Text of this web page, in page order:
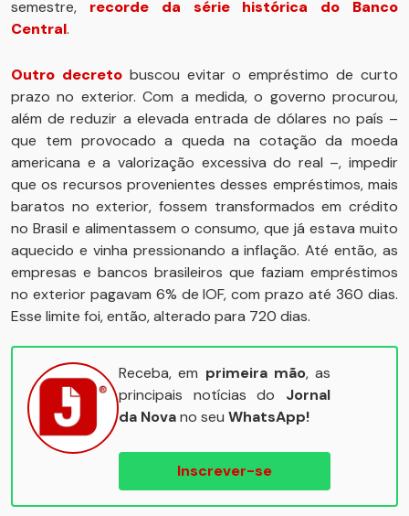
semestre, recorde da série histórica do Banco
Central.
Outro decreto buscou evitar o empréstimo de curto
prazo no exterior. Com a medida, o governo procurou,
além de reduzir a elevada entrada de dólares no país –
que tem provocado a queda na cotação da moeda
americana e a valorização excessiva do real –, impedir
que os recursos provenientes desses empréstimos, mais
baratos no exterior, fossem transformados em crédito
no Brasil e alimentassem o consumo, que já estava muito
aquecido e vinha pressionando a inflação. Até então, as
empresas e bancos brasileiros que faziam empréstimos
no exterior pagavam 6% de IOF, com prazo até 360 dias.
Esse limite foi, então, alterado para 720 dias.
Receba, em primeira mão, as
principais notícias do Jornal
da Novano seu WhatsApp!
Inscrever-se